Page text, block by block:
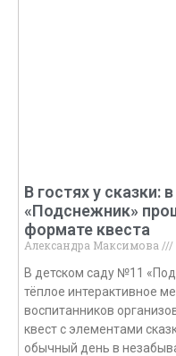
В гостях у сказки:
«Подснежник»
формате квеста
Александра Максимова
В детском саду №11
тёплое интерактивное
воспитанников
квест с элементами
обычный день в